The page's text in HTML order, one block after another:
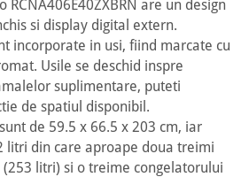
are un design
si display digital extern.
incorporate in usi, fiind marcate cu
Usile se deschid inspre
suplimentare, puteti
de spatiul disponibil.
de 59.5 x 66.5 x 203 cm, iar
litri din care aproape doua treimi
litri) si o treime congelatorului